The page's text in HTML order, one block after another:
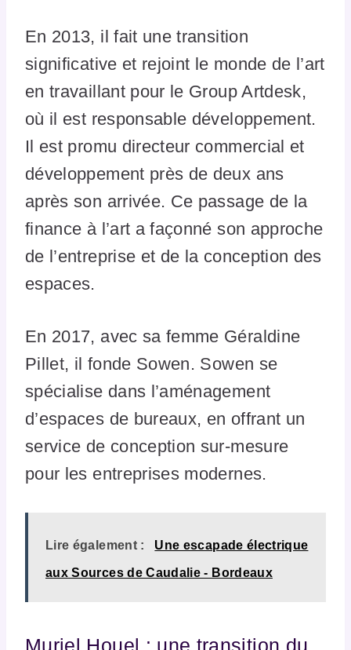
En 2013, il fait une transition
significative et rejoint le monde de l’art
en travaillant pour le Group Artdesk,
où il est responsable développement.
Il est promu directeur commercial et
développement près de deux ans
après son arrivée. Ce passage de la
finance à l’art a façonné son approche
de l’entreprise et de la conception des
espaces.
En 2017, avec sa femme Géraldine
Pillet, il fonde Sowen. Sowen se
spécialise dans l’aménagement
d’espaces de bureaux, en offrant un
service de conception sur-mesure
pour les entreprises modernes.
Lire également : Une escapade électrique
aux Sources de Caudalie - Bordeaux